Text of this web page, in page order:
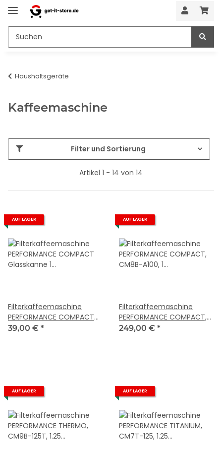
Haushaltsgeräte
Kaffeemaschine
Filter und Sortierung
Artikel 1 - 14 von 14
AUF LAGER
Filterkaffeemaschine
PERFORMANCE COMPACT
Glasskanne 1 Liter, CM8
39,00 € *
AUF LAGER
Filterkaffeemaschine
PERFORMANCE COMPACT,
CM8B-A100, 1 Liter, schwarz
249,00 € *
AUF LAGER AUF LAGER